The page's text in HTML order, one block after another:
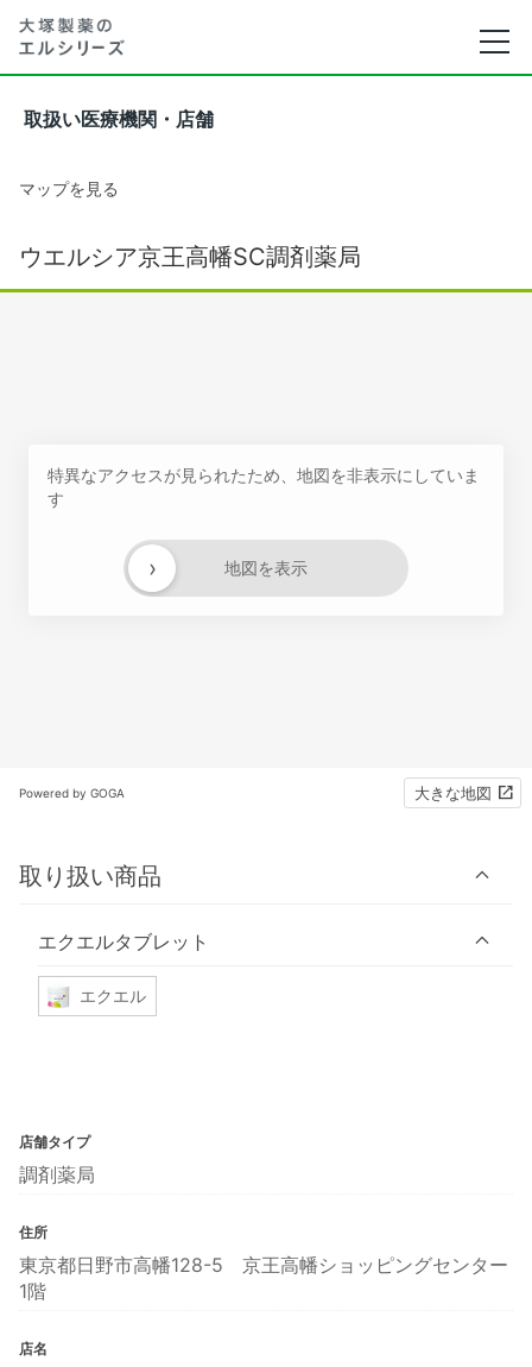
取扱い医療機関・店舗
マップを見る
ウエルシア京王高幡SC調剤薬局
特異なアクセスが見られたため、地図を非表示にしていま
す
地図を表示
›
Powered by GOGA 大きな地図
取り扱い商品
エクエルタブレット
エクエル
店舗タイプ
調剤薬局
住所
東京都日野市高幡128-5 京王高幡ショッピングセンター
1階
店名